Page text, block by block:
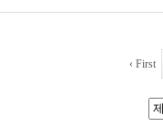
‹ First